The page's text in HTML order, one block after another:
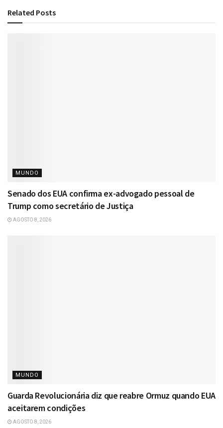
Related Posts
MUNDO
Senado dos EUA confirma ex-advogado pessoal de
Trump como secretário de Justiça
AGOSTO 8, 2026
MUNDO
Guarda Revolucionária diz que reabre Ormuz quando EUA
aceitarem condições
AGOSTO 8, 2026